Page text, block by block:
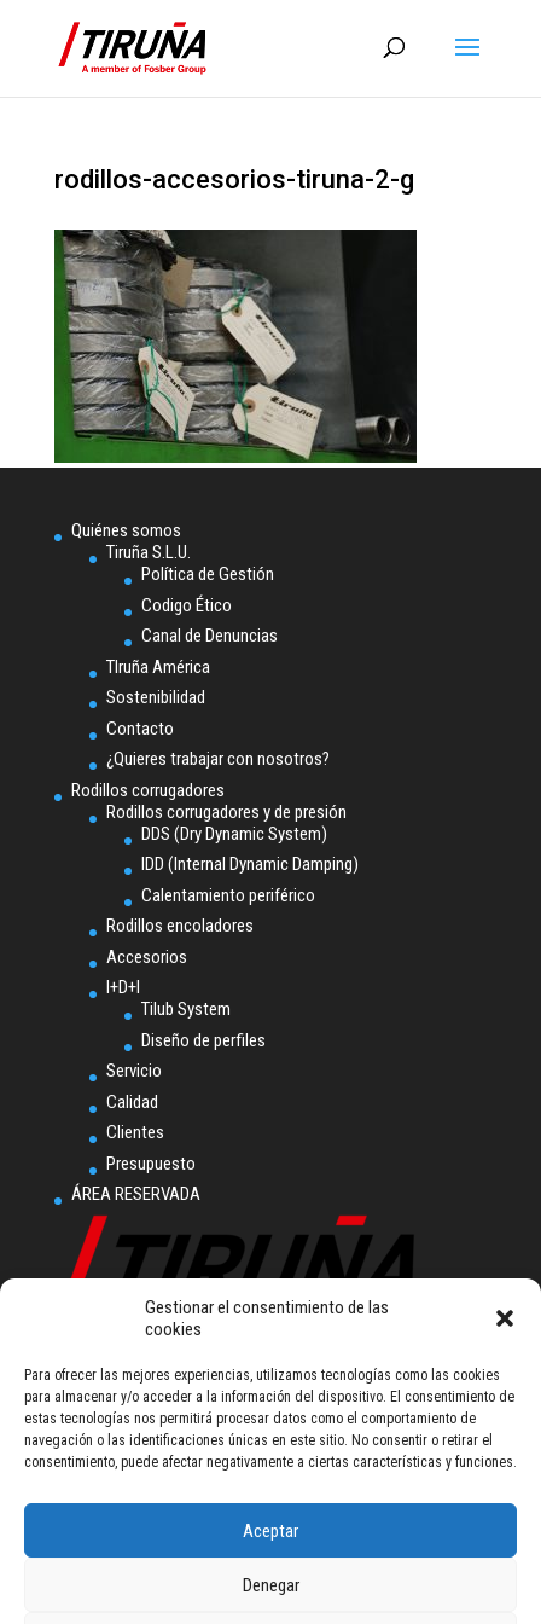
Gestionar el consentimiento de las
cookies
Para ofrecer las mejores experiencias, utilizamos tecnologías como las cookies
para almacenar y/o acceder a la información del dispositivo. El consentimiento de
estas tecnologías nos permitirá procesar datos como el comportamiento de
navegación o las identificaciones únicas en este sitio. No consentir o retirar el
consentimiento, puede afectar negativamente a ciertas características y funciones.
Aceptar
Denegar
rodillos-accesorios-tiruna-2-g
Quiénes somos
Tiruña S.L.U.
Política de Gestión
Codigo Ético
Canal de Denuncias
TIruña América
Sostenibilidad
Contacto
¿Quieres trabajar con nosotros?
Rodillos corrugadores
Rodillos corrugadores y de presión
DDS (Dry Dynamic System)
IDD (Internal Dynamic Damping)
Calentamiento periférico
Rodillos encoladores
Accesorios
I+D+I
Tilub System
Diseño de perfiles
Servicio
Calidad
Clientes
Presupuesto
ÁREA RESERVADA
Tiruña, S.L.U.
Polígono Industrial
Ampliación Comarca I.
Calle L nº 2
31160 Orkoien (Navarra) - Spain
talleresiruna@tiruna.com